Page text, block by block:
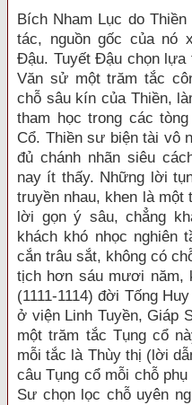
Bích Nham Lục do
tác, nguồn gốc của nó
Đậu. Tuyết Đậu chọn lựa
Văn sử một trăm tắc
chỗ sâu kín của Thiền,
tham học trong các
Cổ. Thiền sư biện tài vô
đủ chánh nhãn siêu
nay ít thấy. Những lời
truyền nhau, khen là một
lời gọn ý sâu, chẳng
khách khó nhọc nghiên
cắn trâu sắt, không có
tịch hơn sáu mươi năm,
(1111-1114) đời Tống
ở viện Linh Tuyền, Giáp
một trăm tắc Tụng cổ
mỗi tắc là Thùy thị (lời
câu Tụng cổ mỗi chỗ
Sư chọn lọc chỗ uyên